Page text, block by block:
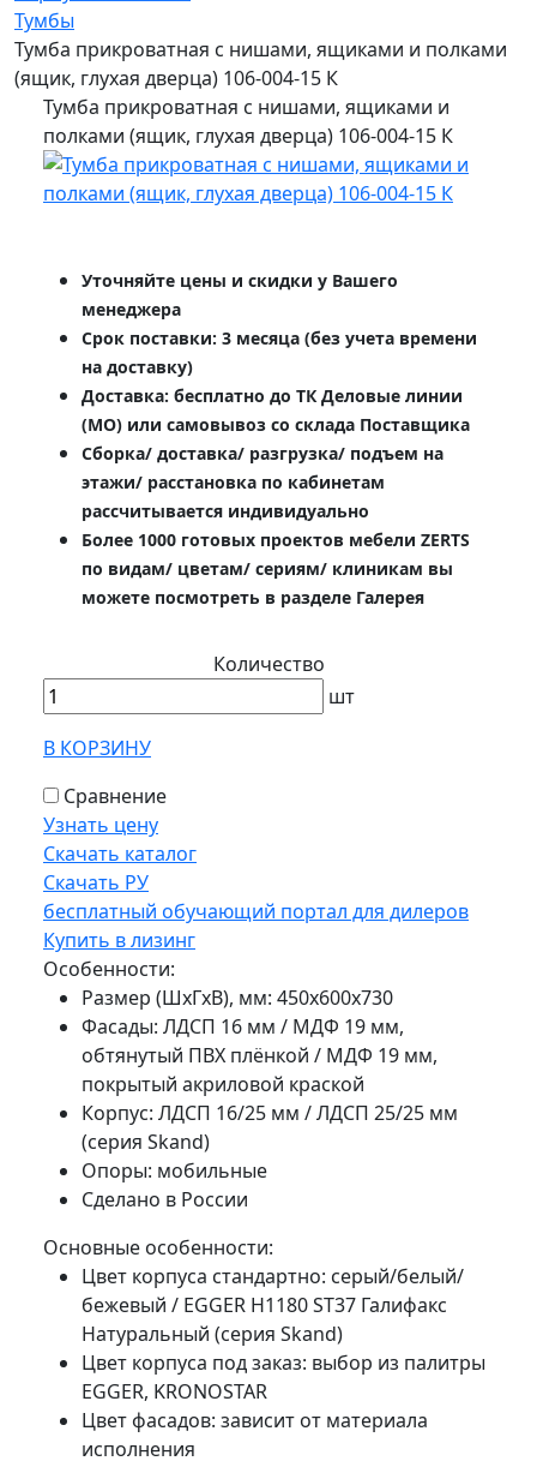
Тумбы
Тумба прикроватная с нишами, ящиками и полками
(ящик, глухая дверца) 106-004-15 К
Тумба прикроватная с нишами, ящиками и
полками (ящик, глухая дверца) 106-004-15 К
Уточняйте цены и скидки у Вашего
менеджера
Срок поставки: 3 месяца (без учета времени
на доставку)
Доставка: бесплатно до ТК Деловые линии
(МО) или самовывоз со склада Поставщика
Сборка/ доставка/ разгрузка/ подъем на
этажи/ расстановка по кабинетам
рассчитывается индивидуально
Более 1000 готовых проектов мебели ZERTS
по видам/ цветам/ сериям/ клиникам вы
можете посмотреть в разделе Галерея
Количество
шт
В КОРЗИНУ
Сравнение
Узнать цену
Скачать каталог
Скачать РУ
бесплатный обучающий портал для дилеров
Купить в лизинг
Особенности:
Размер (ШхГхВ), мм: 450х600х730
Фасады: ЛДСП 16 мм / МДФ 19 мм,
обтянутый ПВХ плёнкой / МДФ 19 мм,
покрытый акриловой краской
Корпус: ЛДСП 16/25 мм / ЛДСП 25/25 мм
(серия Skand)
Опоры: мобильные
Сделано в России
Основные особенности:
Цвет корпуса стандартно: серый/белый/
бежевый / EGGER H1180 ST37 Галифакс
Натуральный (серия Skand)
Цвет корпуса под заказ: выбор из палитры
EGGER, KRONOSTAR
Цвет фасадов: зависит от материала
исполнения